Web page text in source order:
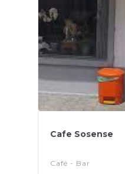
Cafe Sosense
Café - Bar